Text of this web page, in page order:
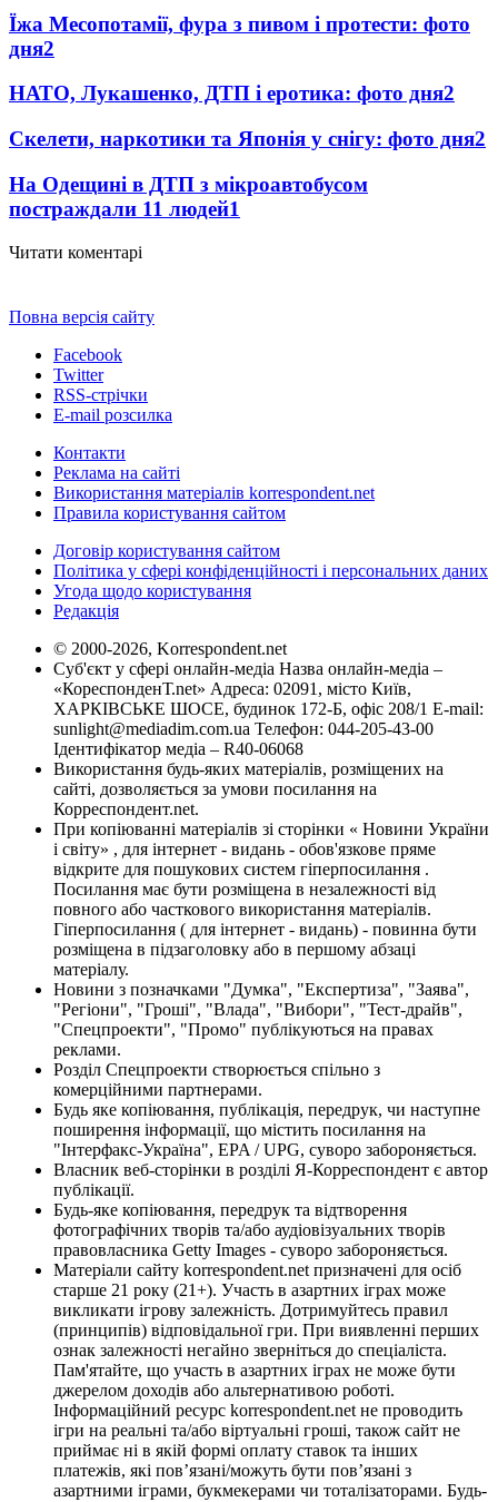
Їжа Месопотамії, фура з пивом і протести: фото
дня2
НАТО, Лукашенко, ДТП і еротика: фото дня2
Скелети, наркотики та Японія у снігу: фото дня2
На Одещині в ДТП з мікроавтобусом
постраждали 11 людей1
Читати коментарі
Повна версія сайту
Facebook
Twitter
RSS-стрічки
E-mail розсилка
Контакти
Реклама на сайті
Використання матеріалів korrespondent.net
Правила користування сайтом
Договір користування сайтом
Політика у сфері конфіденційності і персональних даних
Угода щодо користування
Редакція
© 2000-2026, Korrespondent.net
Суб'єкт у сфері онлайн-медіа Назва онлайн-медіа –
«КореспонденТ.net» Адреса: 02091, місто Київ,
ХАРКІВСЬКЕ ШОСЕ, будинок 172-Б, офіс 208/1 E-mail:
sunlight@mediadim.com.ua Телефон: 044-205-43-00
Ідентифікатор медіа – R40-06068
Використання будь-яких матеріалів, розміщених на
сайті, дозволяється за умови посилання на
Корреспондент.net.
При копіюванні матеріалів зі сторінки « Новини України
і світу» , для інтернет - видань - обов'язкове пряме
відкрите для пошукових систем гіперпосилання .
Посилання має бути розміщена в незалежності від
повного або часткового використання матеріалів.
Гіперпосилання ( для інтернет - видань) - повинна бути
розміщена в підзаголовку або в першому абзаці
матеріалу.
Новини з позначками "Думка", "Експертиза", "Заява",
"Регіони", "Гроші", "Влада", "Вибори", "Тест-драйв",
"Спецпроекти", "Промо" публікуються на правах
реклами.
Розділ Спецпроекти створюється спільно з
комерційними партнерами.
Будь яке копіювання, публікація, передрук, чи наступне
поширення інформації, що містить посилання на
"Інтерфакс-Україна", EPA / UPG, суворо забороняється.
Власник веб-сторінки в розділі Я-Корреспондент є автор
публікації.
Будь-яке копіювання, передрук та відтворення
фотографічних творів та/або аудіовізуальних творів
правовласника Getty Images - суворо забороняється.
Матеріали сайту korrespondent.net призначені для осіб
старше 21 року (21+). Участь в азартних іграх може
викликати ігрову залежність. Дотримуйтесь правил
(принципів) відповідальної гри. При виявленні перших
ознак залежності негайно зверніться до спеціаліста.
Пам'ятайте, що участь в азартних іграх не може бути
джерелом доходів або альтернативою роботі.
Інформаційний ресурс korrespondent.net не проводить
ігри на реальні та/або віртуальні гроші, також сайт не
приймає ні в якій формі оплату ставок та інших
платежів, які пов’язані/можуть бути пов’язані з
азартними іграми, букмекерами чи тоталізаторами. Будь-